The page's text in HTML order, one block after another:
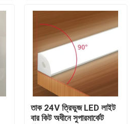
তাক 24V ত্রিভুজ LED লাইট
বার কিট অধীনে সুপারমার্কেট